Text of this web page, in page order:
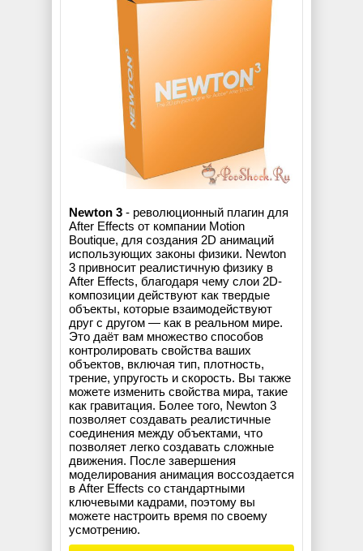
Newton 3 - революционный плагин для
After Effects от компании Motion
Boutique, для создания 2D анимаций
использующих законы физики. Newton
3 привносит реалистичную физику в
After Effects, благодаря чему слои 2D-
композиции действуют как твердые
объекты, которые взаимодействуют
друг с другом — как в реальном мире.
Это даёт вам множество способов
контролировать свойства ваших
объектов, включая тип, плотность,
трение, упругость и скорость. Вы также
можете изменить свойства мира, такие
как гравитация. Более того, Newton 3
позволяет создавать реалистичные
соединения между объектами, что
позволяет легко создавать сложные
движения. После завершения
моделирования анимация воссоздается
в After Effects со стандартными
ключевыми кадрами, поэтому вы
можете настроить время по своему
усмотрению.